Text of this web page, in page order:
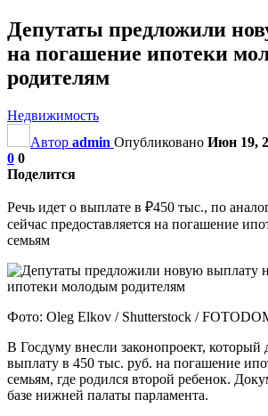
Депутаты предложили
на погашение ипотеки
родителям
Недвижимость
Автор admin Опубликовано Июн 19,
0 0
Поделится
Речь идет о выплате в ₽450 тыс., по
сейчас предоставляется на погашение
семьям
Фото: Oleg Elkov / Shutterstock /
В Госдуму внесли законопроект, который
выплату в 450 тыс. руб. на погашение
семьям, где родился второй ребенок.
базе нижней палаты парламента.